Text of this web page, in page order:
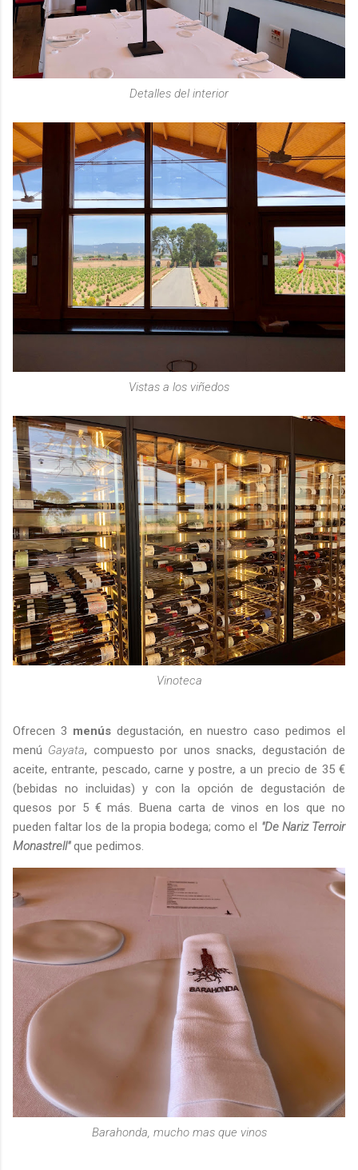
Detalles del interior
Vistas a los viñedos
Vinoteca
Ofrecen 3 menúsdegustación, en nuestro caso pedimos el
menú Gayata, compuesto por unos snacks, degustación de
aceite, entrante, pescado, carne y postre, a un precio de 35 €
(bebidas no incluidas) y con la opción de degustación de
quesos por 5 € más. Buena carta de vinos en los que no
pueden faltar los de la propia bodega; como el "De Nariz Terroir
Monastrell"que pedimos.
Barahonda, mucho mas que vinos